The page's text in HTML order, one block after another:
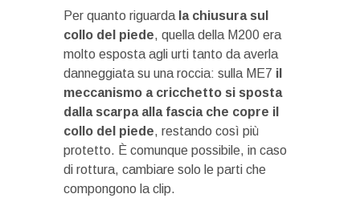
Per quanto riguarda la chiusura sul
collo del piede, quella della M200 era
molto esposta agli urti tanto da averla
danneggiata su una roccia: sulla ME7 il
meccanismo a cricchetto si sposta
dalla scarpa alla fascia che copre il
collo del piede, restando così più
protetto. È comunque possibile, in caso
di rottura, cambiare solo le parti che
compongono la clip.